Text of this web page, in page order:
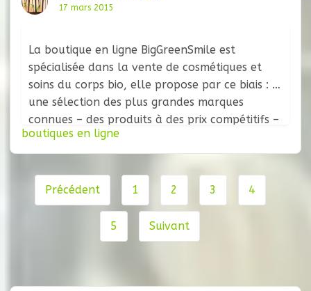
17 mars 2015
La boutique en ligne BigGreenSmile est
spécialisée dans la vente de cosmétiques et
soins du corps bio, elle propose par ce biais : –
une sélection des plus grandes marques
connues – des produits à des prix compétitifs –
une animation et un service commercial
dynamique BigGreenSmiles offre l’une des
boutiques en ligne
Navigation
de
Précédent 1 2 3 4
5 Suivant